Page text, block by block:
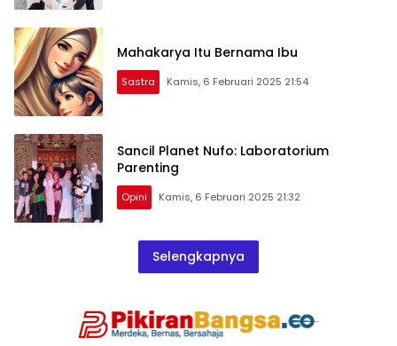
Mahakarya Itu Bernama Ibu
Sastra Kamis, 6 Februari 2025 21:54
Sancil Planet Nufo: Laboratorium
Parenting
Opini Kamis, 6 Februari 2025 21:32
Selengkapnya